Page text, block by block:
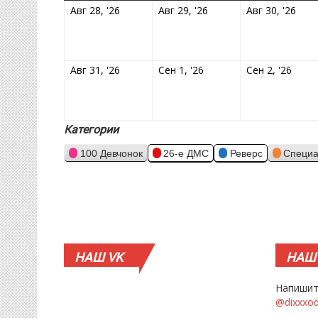
Авг 28, '26 28.08.2026Авг 29, '26 29.08.2026Авг 30, '26
Авг 31, '26 31.08.2026Сен 1, '26 01.09.2026Сен 2, '26
Категории
100 Девчонок 26-е ДМС Реверс
НАШVK НАШ